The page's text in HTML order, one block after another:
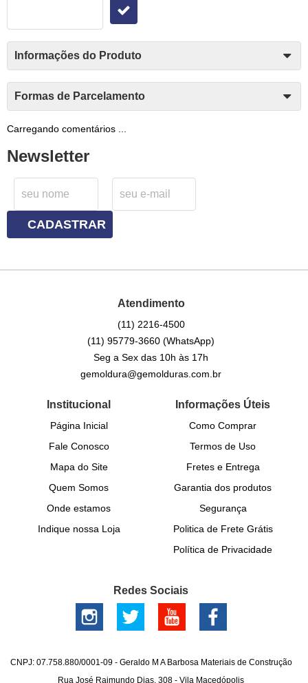
Informações do Produto
Formas de Parcelamento
Carregando comentários ...
Newsletter
CADASTRAR
Atendimento
(11) 2216-4500
(11) 95779-3660(WhatsApp)
Seg a Sex das 10h às 17h
gemoldura@gemolduras.com.br
Institucional
Página Inicial
Fale Conosco
Mapa do Site
Quem Somos
Onde estamos
Indique nossa Loja
Informações Úteis
Como Comprar
Termos de Uso
Fretes e Entrega
Garantia dos produtos
Segurança
Politica de Frete Grátis
Política de Privacidade
Redes Sociais
CNPJ: 07.758.880/0001-09 - Geraldo M A Barbosa Materiais de Construção
Rua José Raimundo Dias, 308 -Vila Macedópolis